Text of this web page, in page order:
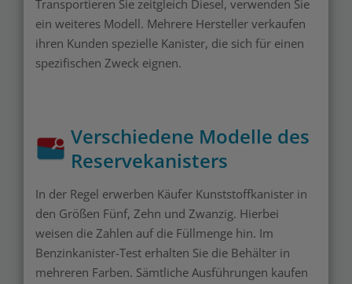
Transportieren Sie zeitgleich Diesel, verwenden Sie
ein weiteres Modell. Mehrere Hersteller verkaufen
ihren Kunden spezielle Kanister, die sich für einen
spezifischen Zweck eignen.
Verschiedene Modelle des
Reservekanisters
In der Regel erwerben Käufer Kunststoffkanister in
den Größen Fünf, Zehn und Zwanzig. Hierbei
weisen die Zahlen auf die Füllmenge hin. Im
Benzinkanister-Test erhalten Sie die Behälter in
mehreren Farben. Sämtliche Ausführungen kaufen